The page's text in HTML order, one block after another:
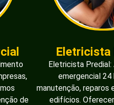
de
Eletricista
Eletricista
emergencial 24
manutenção, reparos
edifícios.